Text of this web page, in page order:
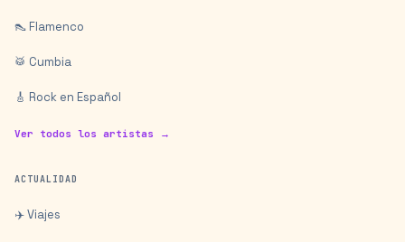
👠 Flamenco
🥁 Cumbia
🎸 Rock en Español
Ver todos los artistas →
ACTUALIDAD
✈️ Viajes